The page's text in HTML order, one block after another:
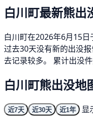
白川町最新熊出
白川町在2026年6月15日
过去30天没有新的出没
去记录较多。 累计出没件
白川町熊出没地
近7天 近30天 近1年
显